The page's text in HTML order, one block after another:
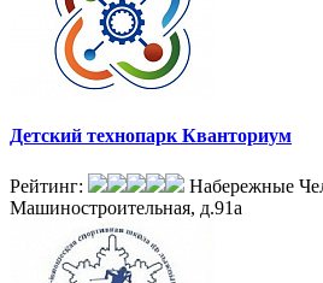
Детский технопарк Кванториум
Рейтинг:
Набережные
Машиностроительная, д.91а